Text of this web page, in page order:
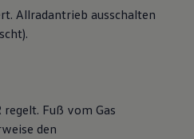
Allradantrieb ausschalten
regelt. Fuß vom Gas
den